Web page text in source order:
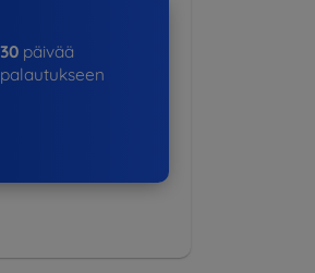
30päivää
palautukseen